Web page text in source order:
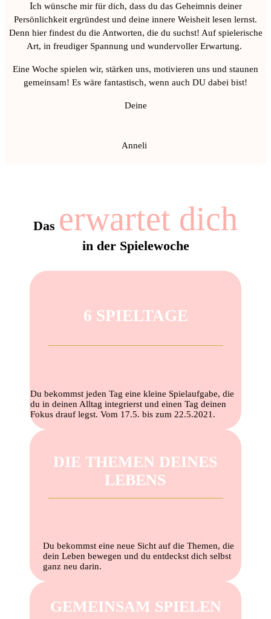
Ich wünsche mir für dich, dass du das Geheimnis deiner
Persönlichkeit ergründest und deine innere Weisheit lesen lernst.
Denn hier findest du die Antworten, die du suchst! Auf spielerische
Art, in freudiger Spannung und wundervoller Erwartung.
Eine Woche spielen wir, stärken uns, motivieren uns und staunen
gemeinsam! Es wäre fantastisch, wenn auch DU dabei bist!
Deine
Anneli
Das erwartet dich
in der Spielewoche
6 SPIELTAGE
Du bekommst jeden Tag eine kleine Spielaufgabe, die
du in deinen Alltag integrierst und einen Tag deinen
Fokus drauf legst. Vom 17.5. bis zum 22.5.2021.
DIE THEMEN DEINES
LEBENS
Du bekommst eine neue Sicht auf die Themen, die
dein Leben bewegen und du entdeckst dich selbst
ganz neu darin.
GEMEINSAM SPIELEN